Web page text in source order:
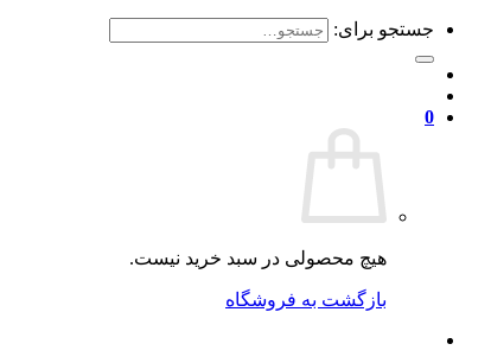
جستجو برای:
0
هیچ محصولی در سبد خرید نیست.
بازگشت به فروشگاه